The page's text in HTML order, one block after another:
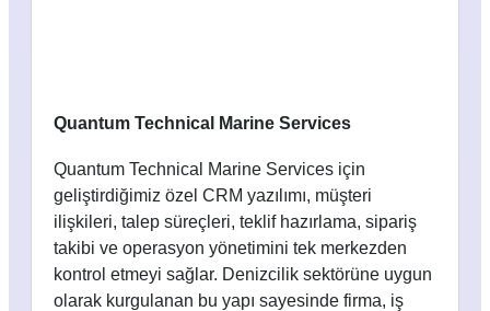
Quantum Technical Marine Services
Quantum Technical Marine Services için
geliştirdiğimiz özel CRM yazılımı, müşteri
ilişkileri, talep süreçleri, teklif hazırlama, sipariş
takibi ve operasyon yönetimini tek merkezden
kontrol etmeyi sağlar. Denizcilik sektörüne uygun
olarak kurgulanan bu yapı sayesinde firma, iş